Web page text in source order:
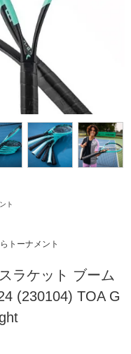
ト
らトーナメント
ラケット ブーム
(230104) TOA G